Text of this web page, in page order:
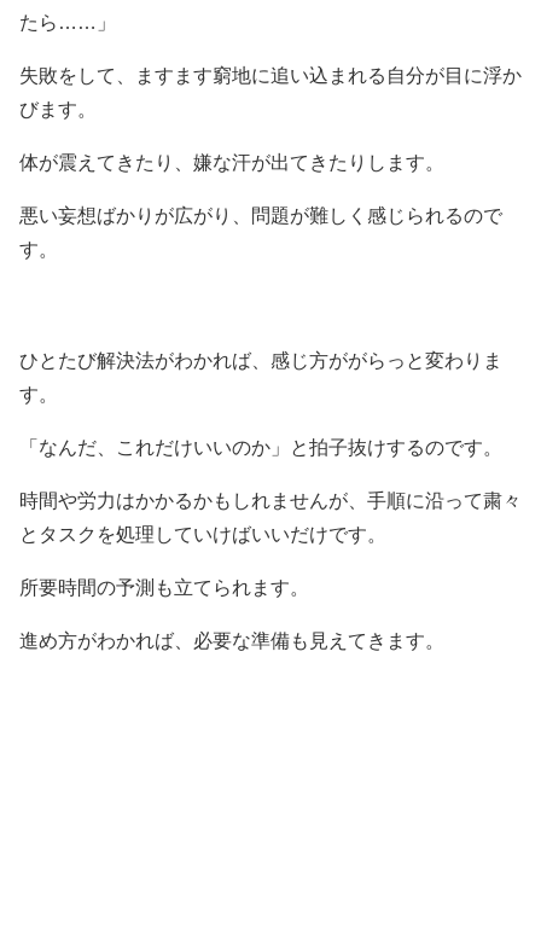
たら……」
失敗をして、ますます窮地に追い込まれる自分が目に浮か
びます。
体が震えてきたり、嫌な汗が出てきたりします。
悪い妄想ばかりが広がり、問題が難しく感じられるので
す。
ひとたび解決法がわかれば、感じ方ががらっと変わりま
す。
「なんだ、これだけいいのか」と拍子抜けするのです。
時間や労力はかかるかもしれませんが、手順に沿って粛々
とタスクを処理していけばいいだけです。
所要時間の予測も立てられます。
進め方がわかれば、必要な準備も見えてきます。